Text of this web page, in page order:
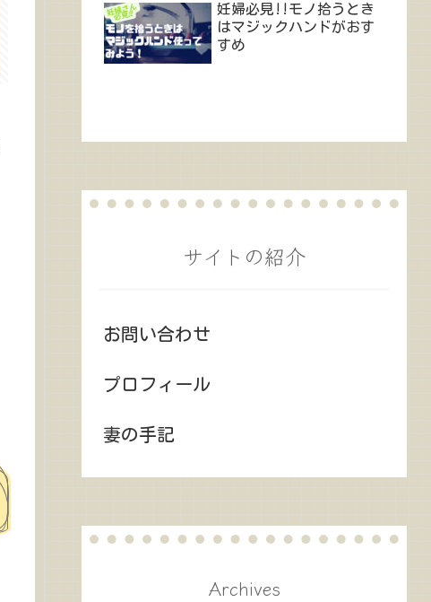
妊婦必見!!モノ拾うとき
はマジックハンドがおす
すめ
サイトの紹介
お問い合わせ
プロフィール
妻の手記
Archives